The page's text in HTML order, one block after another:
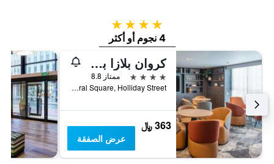
4 نجوم
4 نجوم أو أكثر
كروان بلازا برمنغهام سيتي
4 نجوم
ممتاز 8.8
Central Square, Holliday Street, برمينغهام, المملكة المتحدة
363 ﷼
عرض الصفقة